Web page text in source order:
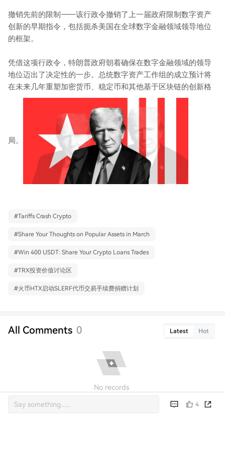
撤销先前的限制——该行政令撤销了上一届政府限制数字资产
创新的早期指令，包括扼杀美国在全球数字金融领域领导地位
的框架。
凭借这项行政令，特朗普政府朝着确保在数字金融领域的领导
地位迈出了决定性的一步。总统数字资产工作组的成立预计将
在未来几年重塑加密货币、稳定币和其他基于区块链的创新格
局。
#Tariffs Crash Crypto
#Share Your Thoughts on Popular Assets in March
#Win 400 USDT: Share Your Crypto Loans Trades
#TRX投资价值讨论区
#火币HTX启动SLERF代币交易手续费捐赠计划
All Comments 0 Latest Hot
No records
4